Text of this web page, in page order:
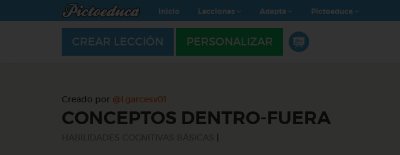
Inicio Lecciones Adapta Pictoeduca
CREAR LECCIÓN PERSONALIZAR
Creado por @Lgarcesv01
CONCEPTOS DENTRO-FUERA